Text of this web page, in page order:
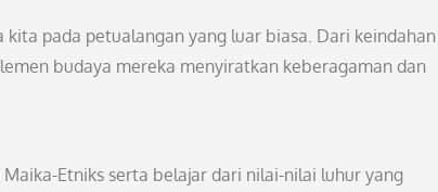
pada petualangan yang luar biasa. Dari keindahan
budaya mereka menyiratkan keberagaman dan
Etniks serta belajar dari nilai-nilai luhur yang